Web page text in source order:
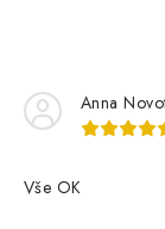
Anna
Vše OK